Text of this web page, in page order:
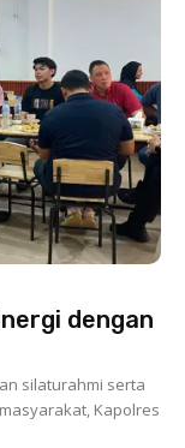
dengan
silaturahmi serta
Kapolres